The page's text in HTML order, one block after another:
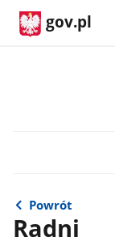
gov.pl
Powrót
Radni